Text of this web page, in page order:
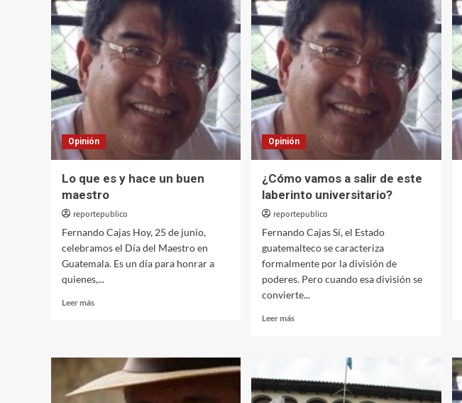
Opinión
Lo que es y hace un buen
maestro
reportepublico
Fernando Cajas Hoy, 25 de junio,
celebramos el Día del Maestro en
Guatemala. Es un día para honrar a
quienes,...
Leer másLeer
y
Opinión
¿Cómo vamos a salir de este
laberinto universitario?
reportepublico
Fernando Cajas Sí, el Estado
guatemalteco se caracteriza
formalmente por la división de
poderes. Pero cuando esa división se
convierte...
Leer másLeer
a
salir